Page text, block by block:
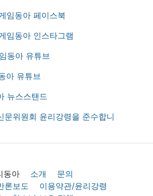
동아 소개
문의
론보도
이용약관/윤리강령